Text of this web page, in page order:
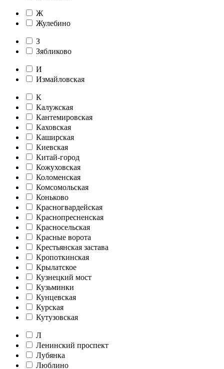
Ж
Жулебино
З
Зябликово
И
Измайловская
К
Калужская
Кантемировская
Каховская
Каширская
Киевская
Китай-город
Кожуховская
Коломенская
Комсомольская
Коньково
Красногвардейская
Краснопресненская
Красносельская
Красные ворота
Крестьянская застава
Кропоткинская
Крылатское
Кузнецкий мост
Кузьминки
Кунцевская
Курская
Кутузовская
Л
Ленинский проспект
Лубянка
Люблино